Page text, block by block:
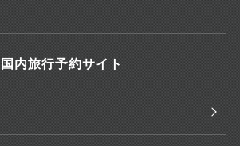
国内旅行予約サイト